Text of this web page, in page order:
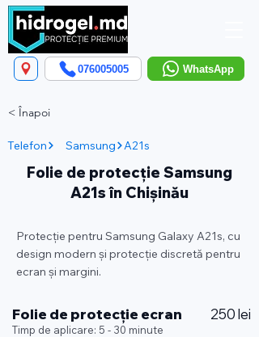
WhatsApp
076005005
< Înapoi
Telefon Samsung A21s
Folie de protecție Samsung
A21s în Chișinău
Protecție pentru Samsung Galaxy A21s, cu
design modern și protecție discretă pentru
ecran și margini.
Folie de protecție ecran 250 lei
Timp de aplicare: 5 - 30 minute